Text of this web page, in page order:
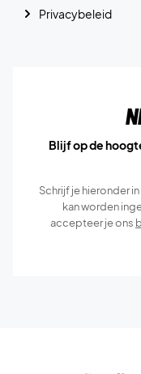
Privacybeleid
Blijf op de
Schrijf je hieronder
kan worden
accepteer je ons